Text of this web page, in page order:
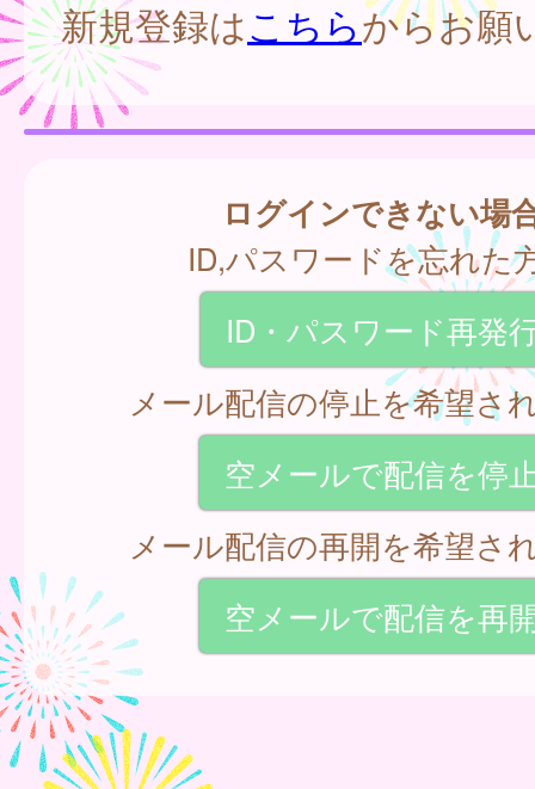
新規登録はこちらからお願
ログインできない場
ID,パスワードを忘れた
ID・パスワード再発
メール配信の停止を希望さ
空メールで配信を停
メール配信の再開を希望さ
空メールで配信を再